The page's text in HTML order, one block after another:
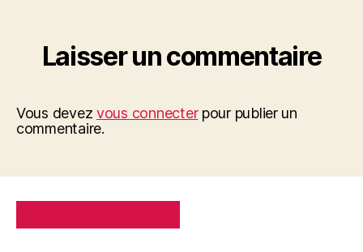
Laisser un commentaire
Vous devezvous connecterpour publier un
commentaire.